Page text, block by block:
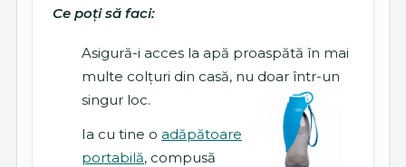
Ce poți să faci:
Asigură-i acces la apă proaspătă în mai
multe colțuri din casă, nu doar într-un
singur loc.
Ia cu tine o adăpătoare
portabilă, compusă